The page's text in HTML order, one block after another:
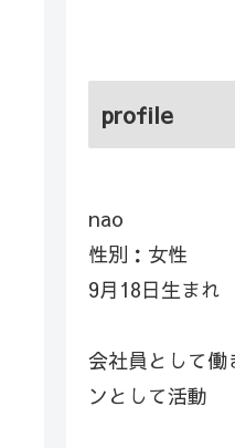
profile
nao
性別：女性
9月18日生まれ
会社員として働
ンとして活動